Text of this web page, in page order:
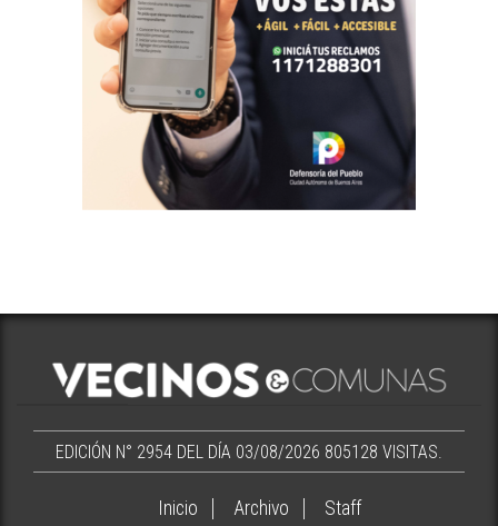
EDICIÓN N° 2954 DEL DÍA 03/08/2026 805128 VISITAS.
Inicio Archivo Staff